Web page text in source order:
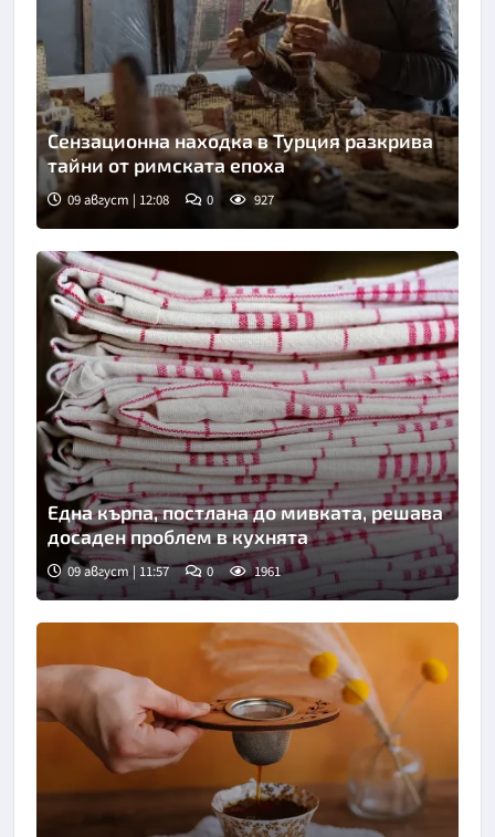
Снимка: БГНЕС
Сензационна находка в Турция разкрива
тайни от римската епоха
09 август | 12:08 0 927
Снимка: Пиксабей
Една кърпа, постлана до мивката, решава
досаден проблем в кухнята
09 август | 11:57 0 1961